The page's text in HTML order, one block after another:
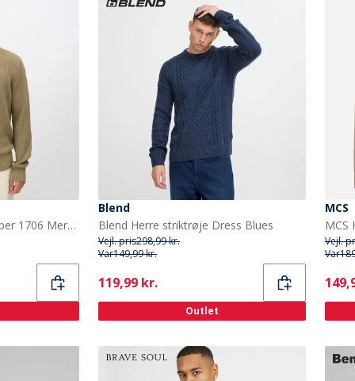
Minimum Herre Rob Jumper 1706 Mermaid
Blend
Blend Herre striktrøje Dress Blues
Vejl. pris298,99 kr.
Var149,99 kr.
Current
119,99 kr.
Outlet
MCS
Vejl.
Var